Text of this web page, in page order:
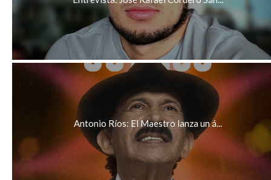
Antonio Ríos: El Maestro lanza un á...